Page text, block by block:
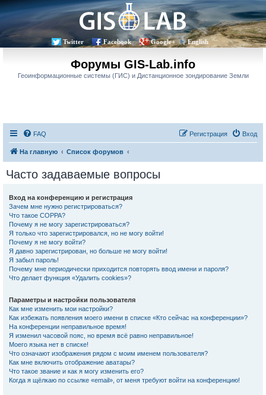
Twitter Facebook Google+ English
Форумы GIS-Lab.info
Геоинформационные системы (ГИС) и Дистанционное зондирование Земли
FAQ Вход
Регистрация
На главную Список форумов
Часто задаваемые вопросы
Вход на конференцию и регистрация
Зачем мне нужно регистрироваться?
Что такое COPPA?
Почему я не могу зарегистрироваться?
Я только что зарегистрировался, но не могу войти!
Почему я не могу войти?
Я давно зарегистрирован, но больше не могу войти!
Я забыл пароль!
Почему мне периодически приходится повторять ввод имени и пароля?
Что делает функция «Удалить cookies»?
Параметры и настройки пользователя
Как мне изменить мои настройки?
Как избежать появления моего имени в списке «Кто сейчас на конференции»?
На конференции неправильное время!
Я изменил часовой пояс, но время всё равно неправильное!
Моего языка нет в списке!
Что означают изображения рядом с моим именем пользователя?
Как мне включить отображение аватары?
Что такое звание и как я могу изменить его?
Когда я щёлкаю по ссылке «email», от меня требуют войти на конференцию!